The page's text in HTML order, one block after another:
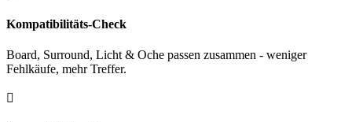
Kompatibilitäts-Check
Board, Surround, Licht & Oche passen zusammen - weniger
Fehlkäufe, mehr Treffer.
